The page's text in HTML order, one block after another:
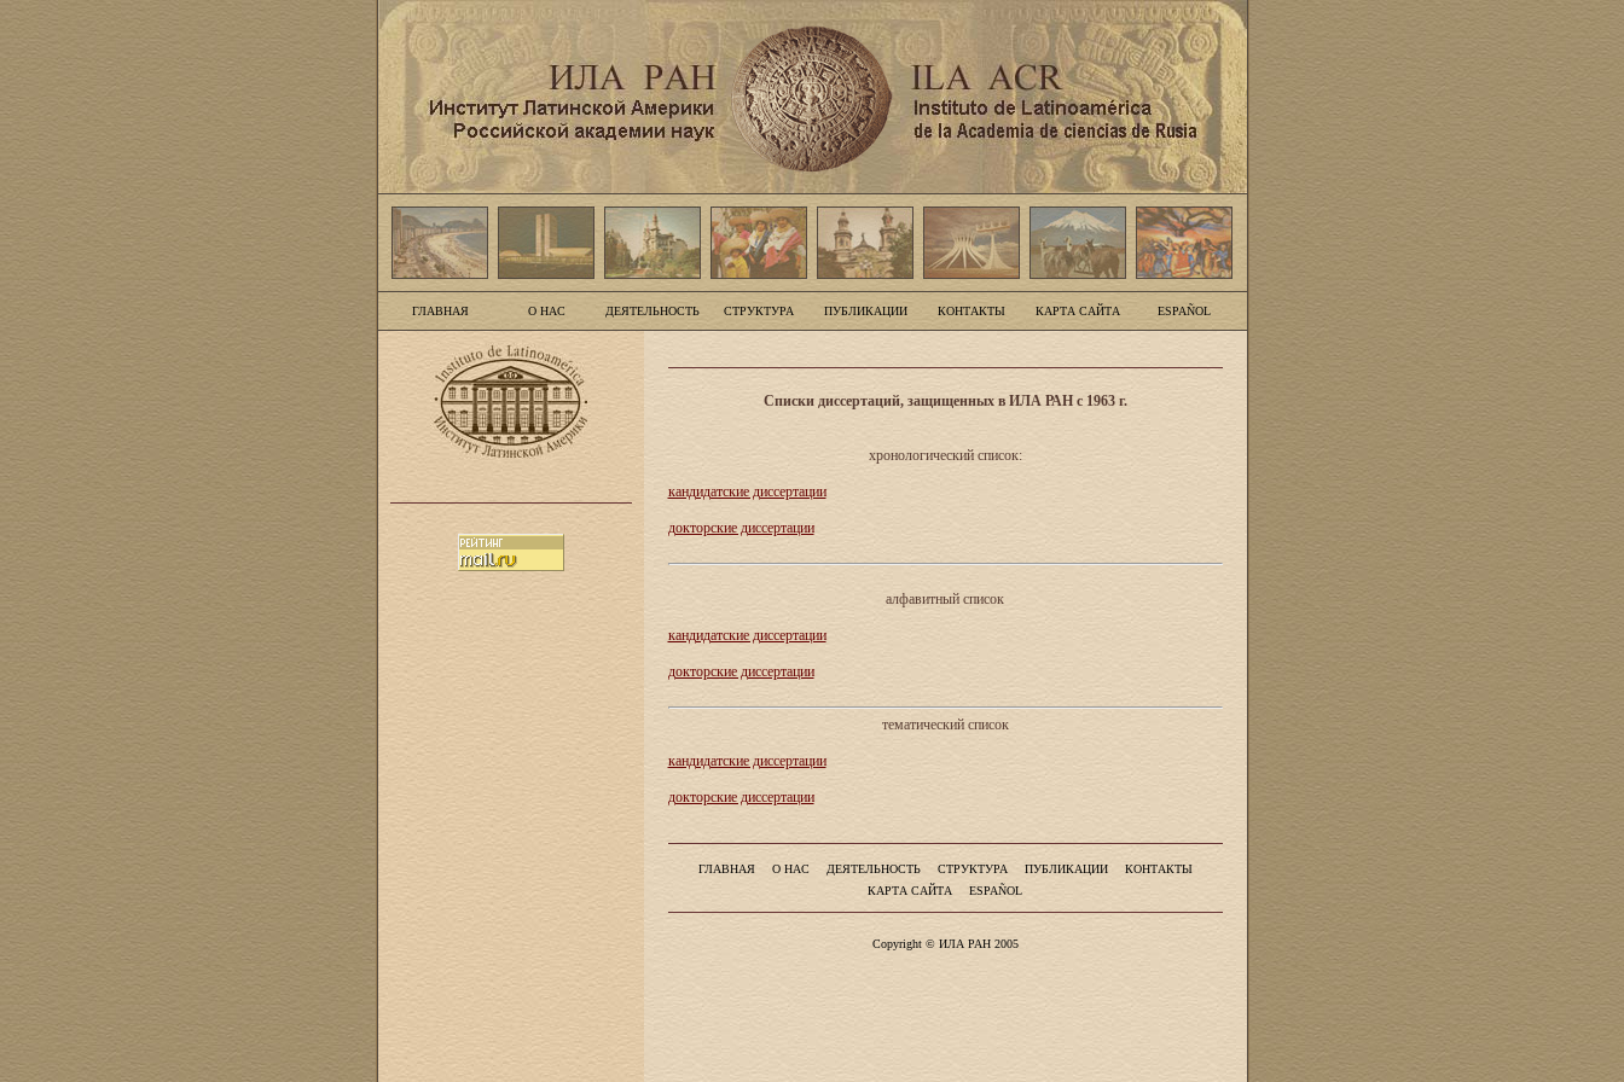
ГЛАВНАЯ О НАС ДЕЯТЕЛЬНОСТЬ СТРУКТУРА ПУБЛИКАЦИИ КОНТАКТЫ КАРТА САЙТА ESPAÑOL
Списки диссертаций, защищенных в ИЛА РАН с 1963 г.
хронологический список:
кандидатские диссертации
докторские диссертации
алфавитный список
кандидатские диссертации
докторские диссертации
тематический список
кандидатские диссертации
докторские диссертации
ГЛАВНАЯ О НАС ДЕЯТЕЛЬНОСТЬ СТРУКТУРА ПУБЛИКАЦИИ
КОНТАКТЫ
КАРТА САЙТА
ESPAÑOL
Copyright © ИЛА РАН 2005